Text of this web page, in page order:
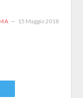
15 Maggio 2018